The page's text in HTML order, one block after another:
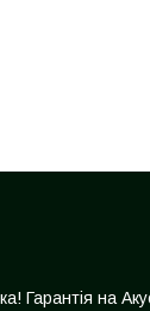
Гарантія на